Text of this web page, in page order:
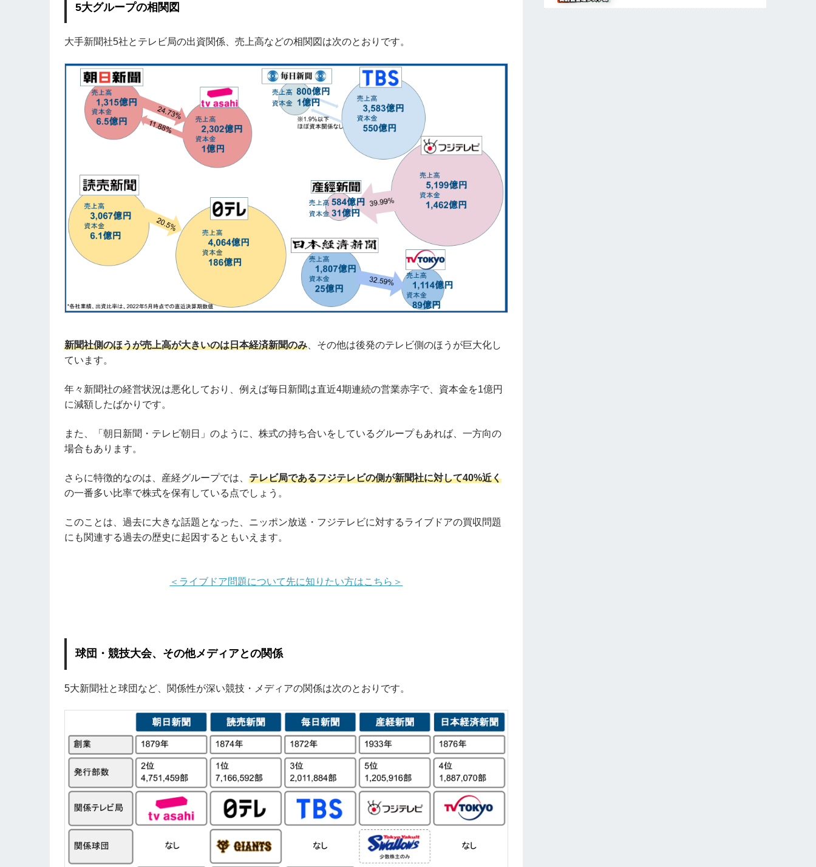
5大グループの相関図
大手新聞社5社とテレビ局の出資関係、売上高などの相関図は次のとおりです。
新聞社側のほうが売上高が大きいのは日本経済新聞のみ 、その他は後発のテレビ側のほうが巨大化し
ています。
年々新聞社の経営状況は悪化しており、例えば毎日新聞は直近4期連続の営業赤字で、資本金を1億円
に減額したばかりです。
また、「朝日新聞・テレビ朝日」のように、株式の持ち合いをしているグループもあれば、一方向の
場合もあります。
さらに特徴的なのは、産経グループでは、 テレビ局であるフジテレビの側が新聞社に対して40%近く
の一番多い比率で株式を保有している点でしょう。
このことは、過去に大きな話題となった、ニッポン放送・フジテレビに対するライブドアの買収問題
にも関連する過去の歴史に起因するともいえます。
＜ライブドア問題について先に知りたい方はこちら＞
球団・競技大会、その他メディアとの関係
5大新聞社と球団など、関係性が深い競技・メディアの関係は次のとおりです。